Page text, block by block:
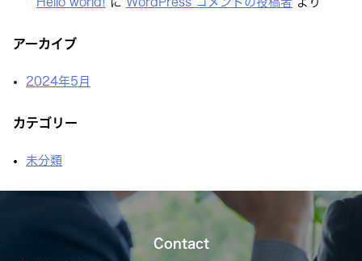
アーカイブ
2024年5月
カテゴリー
未分類
Contact